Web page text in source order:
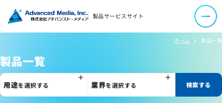
製品サービスサイト
ホーム chevron_right 製品一覧
製品一覧
用途を選択する 業界を選択する 検索する